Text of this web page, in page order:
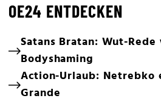
OE24 ENTDECKEN
Satans Bratan: Wut-Rede
Bodyshaming
Action-Urlaub: Netrebko
Grande